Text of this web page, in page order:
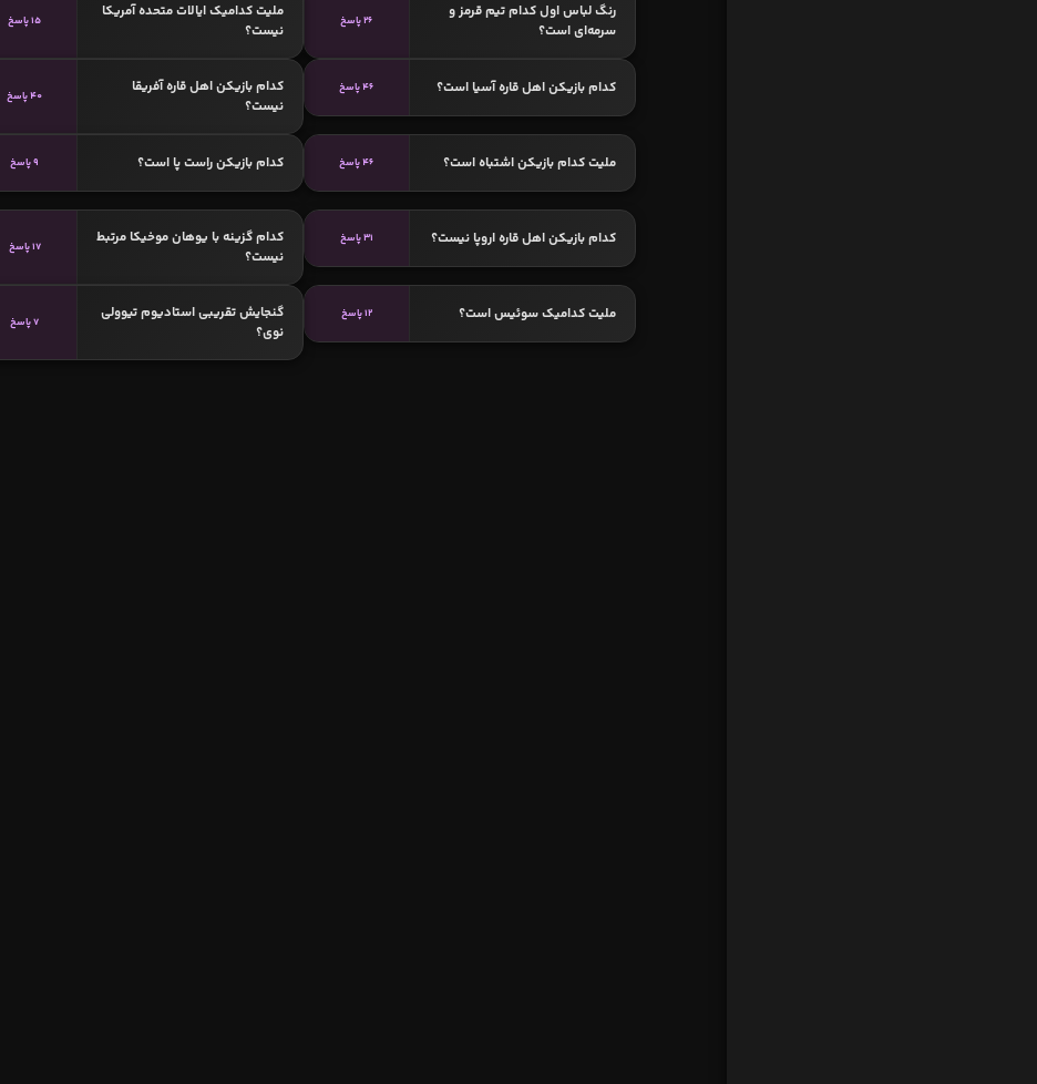
رنگ لباس اول کدام تیم قرمز و
سرمه‌ای است؟
26 پاسخ
ملیت کدامیک ایالات متحده آمریکا
نیست؟
15 پاسخ
کدام بازیکن اهل قاره آسیا است؟ 46 پاسخ
کدام بازیکن اهل قاره آفریقا
نیست؟
40 پاسخ
ملیت کدام بازیکن اشتباه است؟ 46 پاسخ کدام بازیکن راست پا است؟ 9 پاسخ
کدام بازیکن اهل قاره اروپا نیست؟ 31 پاسخ
کدام گزینه با یوهان موخیکا مرتبط
نیست؟
17 پاسخ
ملیت کدامیک سوئیس است؟ 12 پاسخ
گنجایش تقریبی استادیوم تیوولی
نوی؟
7 پاسخ